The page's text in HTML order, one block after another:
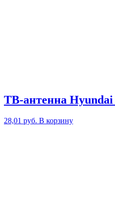
ТВ-антенна
28,01 руб. В корзину